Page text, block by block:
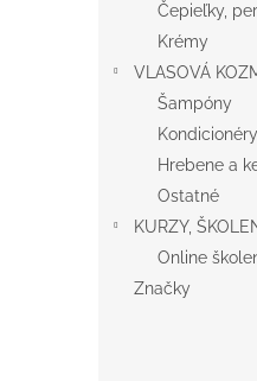
Čepieľky,
Krémy
VLASOVÁ
Šampóny
Hrebene a
Ostatné
KURZY,
Online
Značky